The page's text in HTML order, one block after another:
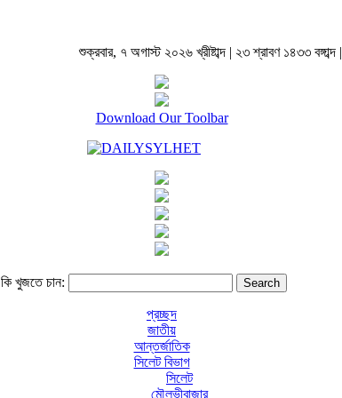
শুক্রবার, ৭ অগাস্ট ২০২৬ খ্রীষ্টাব্দ | ২৩ শ্রাবণ ১৪৩৩ বঙ্গাব্দ |
Download Our Toolbar
কি খুজতে চান:
প্রচ্ছদ
জাতীয়
আন্তর্জাতিক
সিলেট বিভাগ
সিলেট
মৌলভীবাজার